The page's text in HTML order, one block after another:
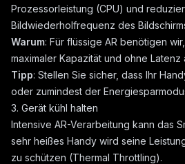
Prozessorleistung (CPU) und
Bildwiederholfrequenz des
Warum: Für flüssige AR benötigen
maximaler Kapazität und ohne Latenz
Tipp: Stellen Sie sicher, dass Ihr
oder zumindest der
3. Gerät kühl halten
Intensive AR-Verarbeitung kann das
sehr heißes Handy wird seine
zu schützen (Thermal Throttling).